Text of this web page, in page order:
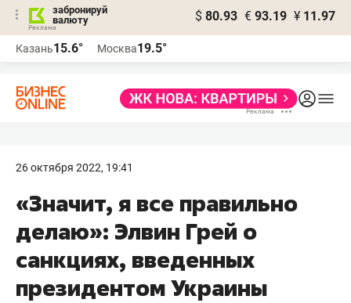
забронируй
валюту
$ 80.93 € 93.19 ¥ 11.97
Казань15.6° Москва19.5°
26 октября 2022, 19:41
«Значит, я все правильно
делаю»: Элвин Грей о
санкциях, введенных
президентом Украины